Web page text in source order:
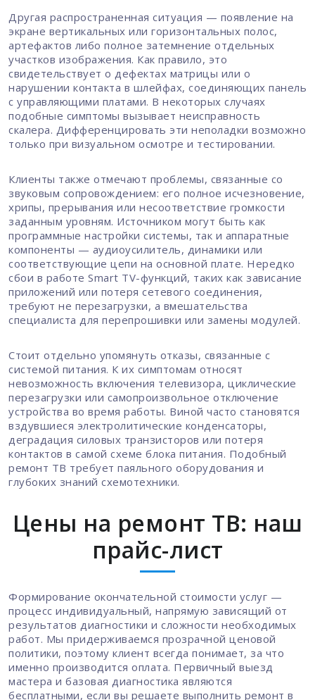
Другая распространенная ситуация — появление на
экране вертикальных или горизонтальных полос,
артефактов либо полное затемнение отдельных
участков изображения. Как правило, это
свидетельствует о дефектах матрицы или о
нарушении контакта в шлейфах, соединяющих панель
с управляющими платами. В некоторых случаях
подобные симптомы вызывает неисправность
скалера. Дифференцировать эти неполадки возможно
только при визуальном осмотре и тестировании.
Клиенты также отмечают проблемы, связанные со
звуковым сопровождением: его полное исчезновение,
хрипы, прерывания или несоответствие громкости
заданным уровням. Источником могут быть как
программные настройки системы, так и аппаратные
компоненты — аудиоусилитель, динамики или
соответствующие цепи на основной плате. Нередко
сбои в работе Smart TV-функций, таких как зависание
приложений или потеря сетевого соединения,
требуют не перезагрузки, а вмешательства
специалиста для перепрошивки или замены модулей.
Стоит отдельно упомянуть отказы, связанные с
системой питания. К их симптомам относят
невозможность включения телевизора, циклические
перезагрузки или самопроизвольное отключение
устройства во время работы. Виной часто становятся
вздувшиеся электролитические конденсаторы,
деградация силовых транзисторов или потеря
контактов в самой схеме блока питания. Подобный
ремонт ТВ требует паяльного оборудования и
глубоких знаний схемотехники.
Цены на ремонт ТВ: наш
прайс-лист
Формирование окончательной стоимости услуг —
процесс индивидуальный, напрямую зависящий от
результатов диагностики и сложности необходимых
работ. Мы придерживаемся прозрачной ценовой
политики, поэтому клиент всегда понимает, за что
именно производится оплата. Первичный выезд
мастера и базовая диагностика являются
бесплатными, если вы решаете выполнить ремонт в